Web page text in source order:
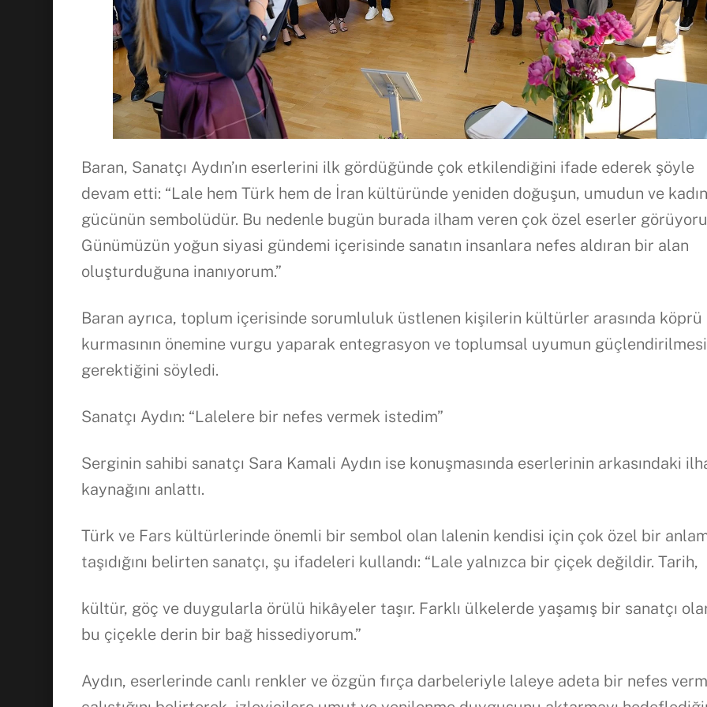
Baran, Sanatçı Aydın’ın eserlerini ilk gördüğünde çok etkilendiğini ifade ederek şöyle
devam etti: “Lale hem Türk hem de İran kültüründe yeniden doğuşun, umudun ve kadın
gücünün sembolüdür. Bu nedenle bugün burada ilham veren çok özel eserler
Günümüzün yoğun siyasi gündemi içerisinde sanatın insanlara nefes aldıran bir alan
oluşturduğuna inanıyorum.”
Baran ayrıca, toplum içerisinde sorumluluk üstlenen kişilerin kültürler arasında köprü
kurmasının önemine vurgu yaparak entegrasyon ve toplumsal uyumun güçlendirilmesi
gerektiğini söyledi.
Sanatçı Aydın: “Lalelere bir nefes vermek istedim”
Serginin sahibi sanatçı Sara Kamali Aydın ise konuşmasında eserlerinin arkasındaki
kaynağını anlattı.
Türk ve Fars kültürlerinde önemli bir sembol olan lalenin kendisi için çok özel bir
taşıdığını belirten sanatçı, şu ifadeleri kullandı: “Lale yalnızca bir çiçek değildir. Tarih,
kültür, göç ve duygularla örülü hikâyeler taşır. Farklı ülkelerde yaşamış bir sanatçı
bu çiçekle derin bir bağ hissediyorum.”
Aydın, eserlerinde canlı renkler ve özgün fırça darbeleriyle laleye adeta bir nefes